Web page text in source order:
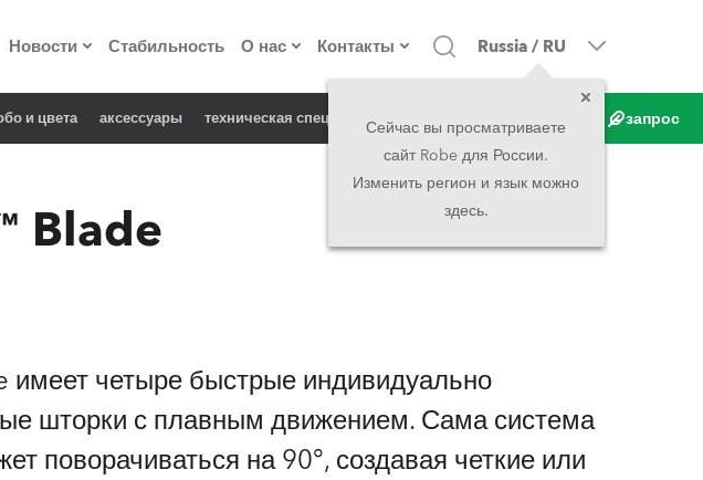
Новости
Пресс-релизы
Стабильность О нас
о компании
Сделано в Европе
юридическая информация
Контакты
Головной офис
Головной офис
Asia and Pacific
UK and Ireland
Russia / RU
Сейчас вы просматриваете
сайт Robe для России.
Изменить регион и язык можно
здесь.
и цвета аксессуары техническая спецификация запрос
Blade
имеет четыре быстрые индивидуально
шторки с плавным движением. Сама система
поворачиваться на 90°, создавая четкие или